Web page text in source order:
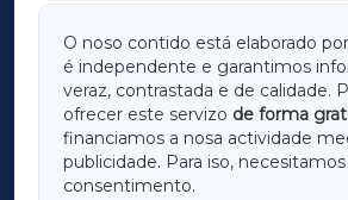
O noso contido está elaborado
é independente e garantimos
veraz, contrastada e de calidade.
ofrecer este servizo de forma
financiamos a nosa actividade
publicidade. Para iso,
consentimento.
LUGOXA
TERRACHAXA